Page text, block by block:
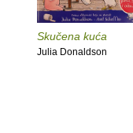
Skučena kuća
Julia Donaldson